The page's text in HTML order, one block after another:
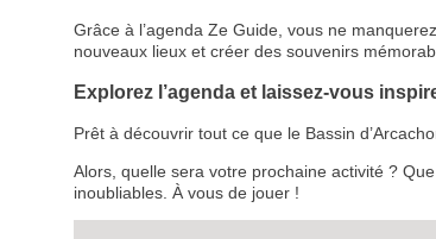
Grâce à l’agenda Ze Guide, vous ne
nouveaux lieux et créer des souvenirs
Explorez l’agenda et laissez-vous
Prêt à découvrir tout ce que le Bassin
Alors, quelle sera votre prochaine activité ?
inoubliables. À vous de jouer !